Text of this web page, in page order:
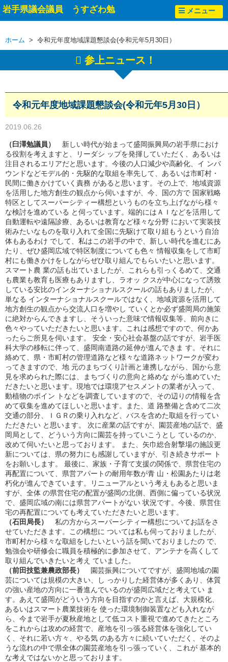
岩手県議会議員 うすざわ勉 メニュー
ホーム > 令和元年度地域課題懇談会(令和元年5月30日）
参上ニュース！
令和元年度地域課題懇談会(令和元年5月30日）
2019.06.26
（臼澤勉議員） 新しい時代が始まって盛岡振興局の岩手県におけ
る役割を考えますと、リーダシ ップを発揮していただく、あるいは
注目されるエリアだと思います。今後の人口減少や高齢化、イ ンバ
ウンドなどモデル的・先駆的な取組を率先して、あるいは市町村・
民間に働きかけていく責務 があると思います。その上で、地域資源
を活用した地方創生の観点から伺いますが、今、国の方で 国家戦略
特区としてスーパーシティー構想というものを立ち上げながら様々
な検討を進めている と伺っています。端的にはＡＩなどを活用して
自動運転や遠隔診療、あるいは教育など様々な分野 において実装技
術みたいなものを取り入れて全国に先駆けて取り組もうという自治
体もあるわけ でして、私はこの岩手の中で、新しい時代を進むにあ
たり、ぜひ盛岡広域で特区制度についても色々 情報収集をして市町
村にも働きかけをしながらぜひ取り組んでもらいたいと思います。
スマート農 業の話も出ていましたが、これらも引っくるめて、交通
も農業も教育も医療もありますし、ラオッ クスが中心になって誘致
している安比のインターナショナルスクールの話もありましたが、
単なる インターナショナルスクールではなく、地域資源を活用して
地方創生の観点から交流人口を増やし ていくとか必ず盛岡局の施策
に絶対からんできますし、そういった意味で情報収集等、前向きに
色々やっていただきたいと思います。これは感想ですので、何かあ
ったらご所見を伺います。 安全・安心社会基盤の話ですが、岩手医
科大学の移転に伴って、盛岡南道路の延伸が進んできま す。それに
絡めて、県・市町村の管理道路など様々な道路ネットワークが変わ
ってきますので、地 元のまちづくり計画と連携しながら、国から意
見を求められた際には、まちづくりの意向と絡めな がら進めていた
だきたいと思います。現地では環境アセスメントの業者が入って、
動植物のポイン トなどを調査していますので、その辺りの情報を含
めて収集を進めてほしいと思います。また、道 路整備と含めて二次
交通の部分、ＩＧＲの乗り入れなど、バスを含めた取組を行ってい
ただきたい と思います。 次に産業の話ですが、園芸産地の話で、盛
岡局として、どういう方向に園芸を持っていこうとし ているのか、
改めて伺いたいと思っております。 また、矢巾総合射撃場の施設更
新については、県の努力にも感謝していますが、引き続きサポー ト
をお願いします。 最後に、家族・子育て支援の関係で、県営住宅の
再配置について、県営アパートの耐用年数が青 山・松園あたりは老
朽化が進んできています。リニューアルという考えもあると思いま
すが、全体 の県営住宅の配置が盛岡の北側、西側に偏っている状況
で、盛岡広域の南には県営アパートがない 状況です。今後、県営住
宅の再配置についても考えていただきたいと思います。
（石田局長）
私の方からスーパーシティー構想についてお話をさ
せていただきます。この構想に ついては私も伺っておりましたが、
市町村から様々な取組をしたいという話を聞いておりましたの で、
勉強会や研修会に職員を積極的に参加させて、アンテナを高くして
取り組んでいきたいと考え ていました。
（前田技監兼農政部長）
園芸振興についてですが、盛岡地域の園
芸については規模の大きい、し っかりした経営体が多くあり、体質
の強い産地の方向に一番進んでいるのが盛岡広域だと考えてい ま
す。あえて盛岡がどういう方向を目指すのかと言えば、大規模化、
あるいはスマート農業技術を 使った環境制御装置なども入れなが
ら、今まで岩手が夏秋産地として低コスト重視で進めてきたところ
をこれからは攻めの経営で、産地を引っ張る経営体を強化してい
く、それに若い方々、やる気 のある方々に続いていただく、そのよ
うな流れの中で県全体の園芸産地を引っ張っていく、これが 基本的
な考えではないかと思っております。